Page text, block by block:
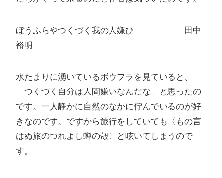
ぼうふらやつくづく我の人嫌ひ 田中
裕明
水たまりに湧いているボウフラを見ていると、
「つくづく自分は人間嫌いなんだな」と思ったの
です。一人静かに自然のなかに佇んでいるのが好
きなのです。ですから旅行をしていても〈もの言
はぬ旅のつれよし蝉の殻〉と呟いてしまうので
す。